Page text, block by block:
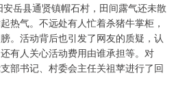
岳县通贤镇帽石村，田间露气还未散
热气。不远处有人忙着杀猪牛掌柜，
。活动背后也引发了网友的质疑，认
有人关心活动费用由谁承担等。对
部书记、村委会主任关祖苹进行了回